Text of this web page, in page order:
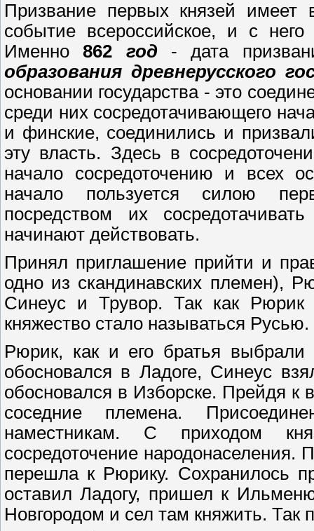
Призвание первых князей имеет
событие всероссийское, и с
Именно862 год
- дата
образования древнерусского
основании государства - это
среди них сосредотачивающего
и финские, соединились и
эту власть. Здесь в
начало сосредоточению и всех
начало пользуется силою
посредством их
начинают действовать.
Принял приглашение прийти и
одно из скандинавских племен),
Синеус и Трувор. Так как Рюрик
княжество стало называться Русью.
Рюрик, как и его братья
обосновался в Ладоге, Синеус
обосновался в Изборске. Прейдя к
соседние племена.
наместникам. С приходом
сосредоточение народонаселения.
перешла к Рюрику. Сохранилось
оставил Ладогу, пришел к
Новгородом и сел там княжить. Так